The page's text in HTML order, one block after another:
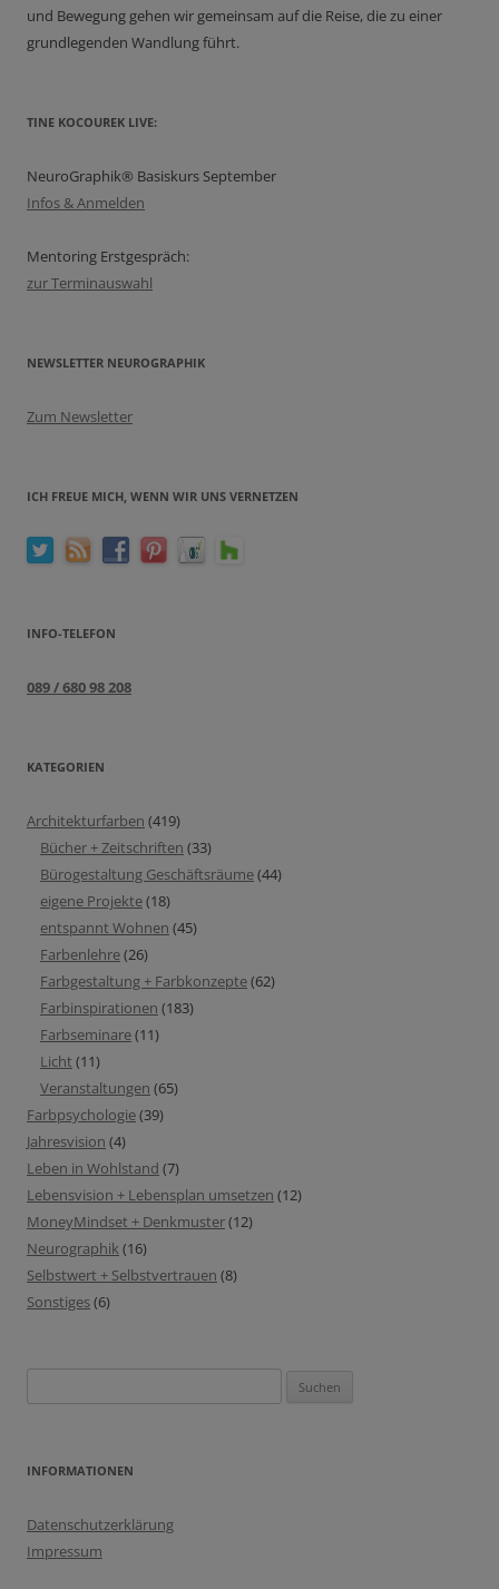
und Bewegung gehen wir gemeinsam auf die Reise, die zu einer
grundlegenden Wandlung führt.
TINE KOCOUREK LIVE:
NeuroGraphik® Basiskurs September
Infos & Anmelden
Mentoring Erstgespräch:
zur Terminauswahl
NEWSLETTER NEUROGRAPHIK
Zum Newsletter
ICH FREUE MICH, WENN WIR UNS VERNETZEN
INFO-TELEFON
089 / 680 98 208
KATEGORIEN
Architekturfarben (419)
Bücher + Zeitschriften (33)
Bürogestaltung Geschäftsräume(44)
eigene Projekte(18)
entspannt Wohnen (45)
Farbenlehre(26)
Farbgestaltung + Farbkonzepte(62)
Farbinspirationen (183)
Farbseminare(11)
Licht (11)
Veranstaltungen (65)
Farbpsychologie(39)
Jahresvision (4)
Leben in Wohlstand (7)
Lebensvision + Lebensplan umsetzen (12)
MoneyMindset + Denkmuster(12)
Neurographik(16)
Selbstwert + Selbstvertrauen (8)
Sonstiges(6)
nach:
INFORMATIONEN
Datenschutzerklärung
Impressum